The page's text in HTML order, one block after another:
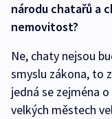
národu chatařů a
nemovitost?
Ne, chaty nejsou
smyslu zákona, to
jedná se zejména
velkých městech